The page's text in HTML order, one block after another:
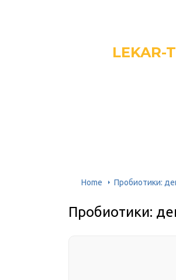
LEKAR-
Home Пробиотики:
Пробиотики: